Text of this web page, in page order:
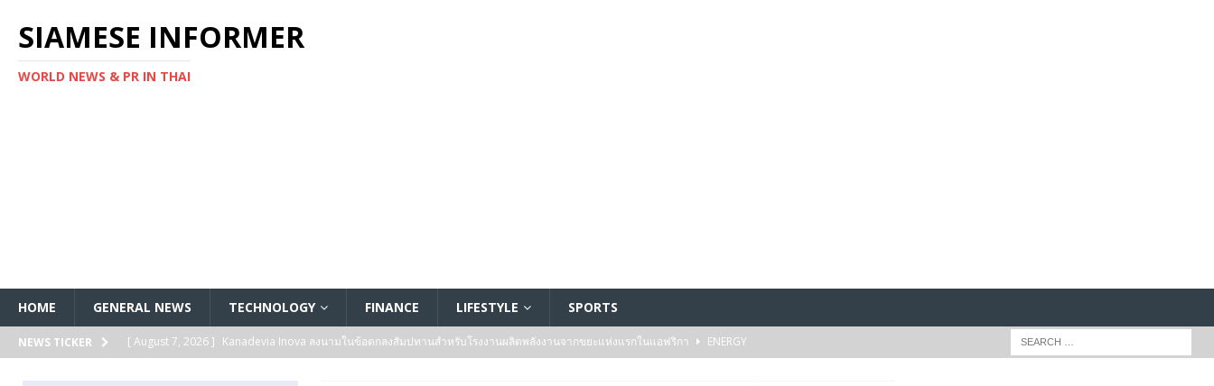
SIAMESE INFORMER
WORLD NEWS & PR IN THAI
HOME GENERAL NEWS TECHNOLOGY FINANCE LIFESTYLE SPORTS
NEWS TICKER [ August 7, 2026 ] Kanadevia Inova ลงนามในข้อตกลงสัมปทานสำหรับโรงงานผลิตพลังงานจากขยะแห่งแรกในแอฟริกา
ENERGY